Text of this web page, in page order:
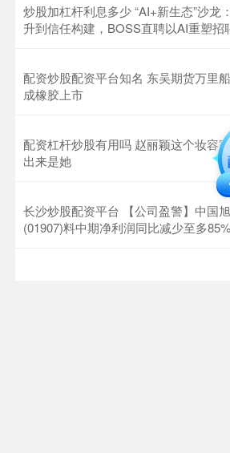
炒股加杠杆利息多少 “AI+新生态”沙龙
升到信任构建，BOSS直聘以AI重塑招
配资炒股配资平台知名 东吴期货万里
成橡胶上市
配资杠杆炒股有用吗 赵丽颖这个妆容
出来是她 ​​​
长沙炒股配资平台 【公司盈警】中国
(01907)料中期净利润同比减少至多85%